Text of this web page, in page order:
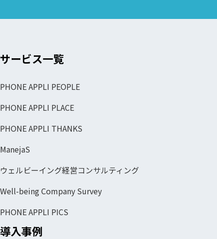
サービス一覧
PHONE APPLI PEOPLE
PHONE APPLI PLACE
PHONE APPLI THANKS
ManejaS
ウェルビーイング経営コンサルティング
Well-being Company Survey
PHONE APPLI PICS
導入事例